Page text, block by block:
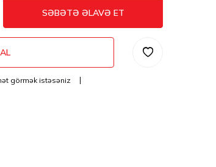
SƏBƏTƏ ƏLAVƏ ET
görmək istəsəniz